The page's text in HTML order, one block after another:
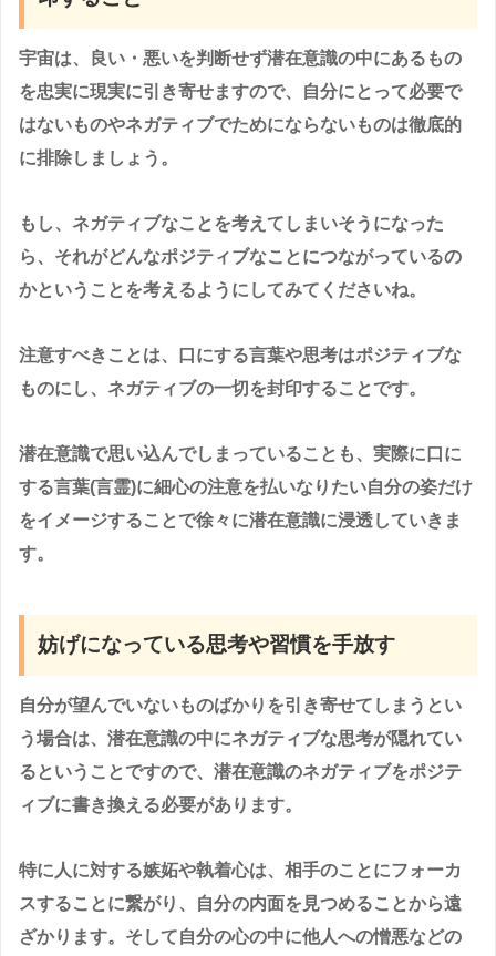
宇宙は、良い・悪いを判断せず潜在意識の中にあるもの
を忠実に現実に引き寄せますので、自分にとって必要で
はないものやネガティブでためにならないものは徹底的
に排除しましょう。
もし、ネガティブなことを考えてしまいそうになった
ら、それがどんなポジティブなことにつながっているの
かということを考えるようにしてみてくださいね。
注意すべきことは、口にする言葉や思考はポジティブな
ものにし、ネガティブの一切を封印することです。
潜在意識で思い込んでしまっていることも、実際に口に
する言葉(言霊)に細心の注意を払いなりたい自分の姿だけ
をイメージすることで徐々に潜在意識に浸透していきま
す。
妨げになっている思考や習慣を手放す
自分が望んでいないものばかりを引き寄せてしまうとい
う場合は、潜在意識の中にネガティブな思考が隠れてい
るということですので、潜在意識のネガティブをポジテ
ィブに書き換える必要があります。
特に人に対する嫉妬や執着心は、相手のことにフォーカ
スすることに繋がり、自分の内面を見つめることから遠
ざかります。そして自分の心の中に他人への憎悪などの